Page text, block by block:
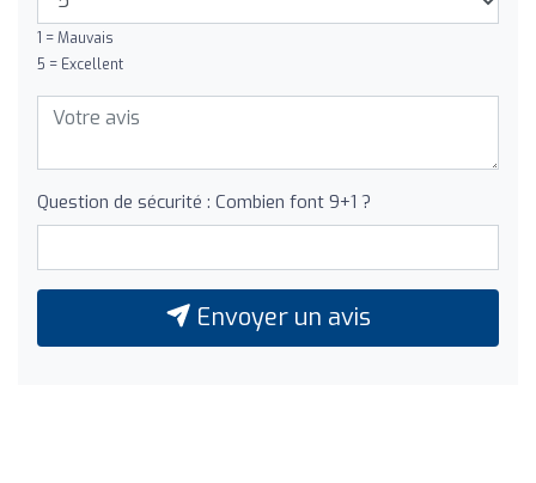
1 = Mauvais
5 = Excellent
Question de sécurité : Combien font 9+1 ?
Envoyer un avis